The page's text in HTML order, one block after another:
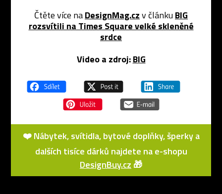
Čtěte více naDesignMag.czv článkuBIG
rozsvítili na Times Square velké skleněné
srdce
Video a zdroj: BIG
❤️ Nábytek, svítidla, bytové doplňky, šperky a
dalších tisíce dárků najdete na e-shopu
DesignBuy.cz 🎁